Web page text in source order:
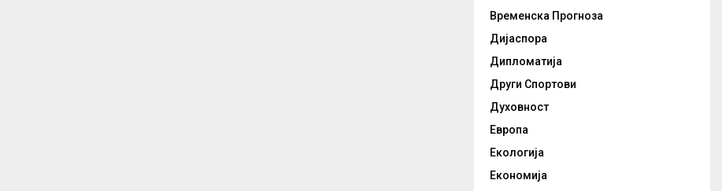
Временска Прогноза
Дијаспора
Дипломатија
Други Спортови
Духовност
Европа
Екологија
Економија